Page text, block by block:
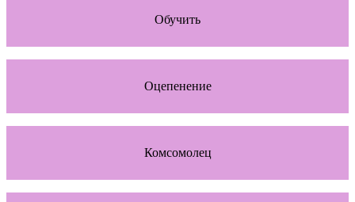
Обучить
Оцепенение
Комсомолец